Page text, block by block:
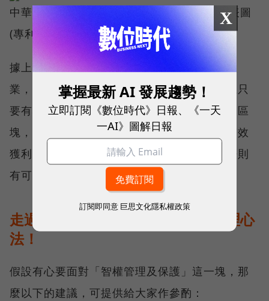
中華民國設計專利公告案第D133966號的代表圖
(專利名稱：公仔，申請日期：2008/10/28)
據上小結可知，即便是手遊這麼快速發展的產
業，亦是無處不商機，無處不智權，而實際上只
要有心想保護，每個環節都是可能形成權利的區
塊，但實際點，我個人還是傾向建議先思考有效
獲利模式，再將權利保護的佈局適當置入，否則
有可能只是春秋大夢。
走過、路過，千萬別錯過的智權管理心
法！
假設有心要面對「智權管理及保護」這一塊，那
麼以下的建議，可提供給大家作參酌：
X
掌握最新 AI 發展趨勢！
立即訂閱《數位時代》日報、《一天
一AI》圖解日報
訂閱即同意 巨思文化隱私權政策